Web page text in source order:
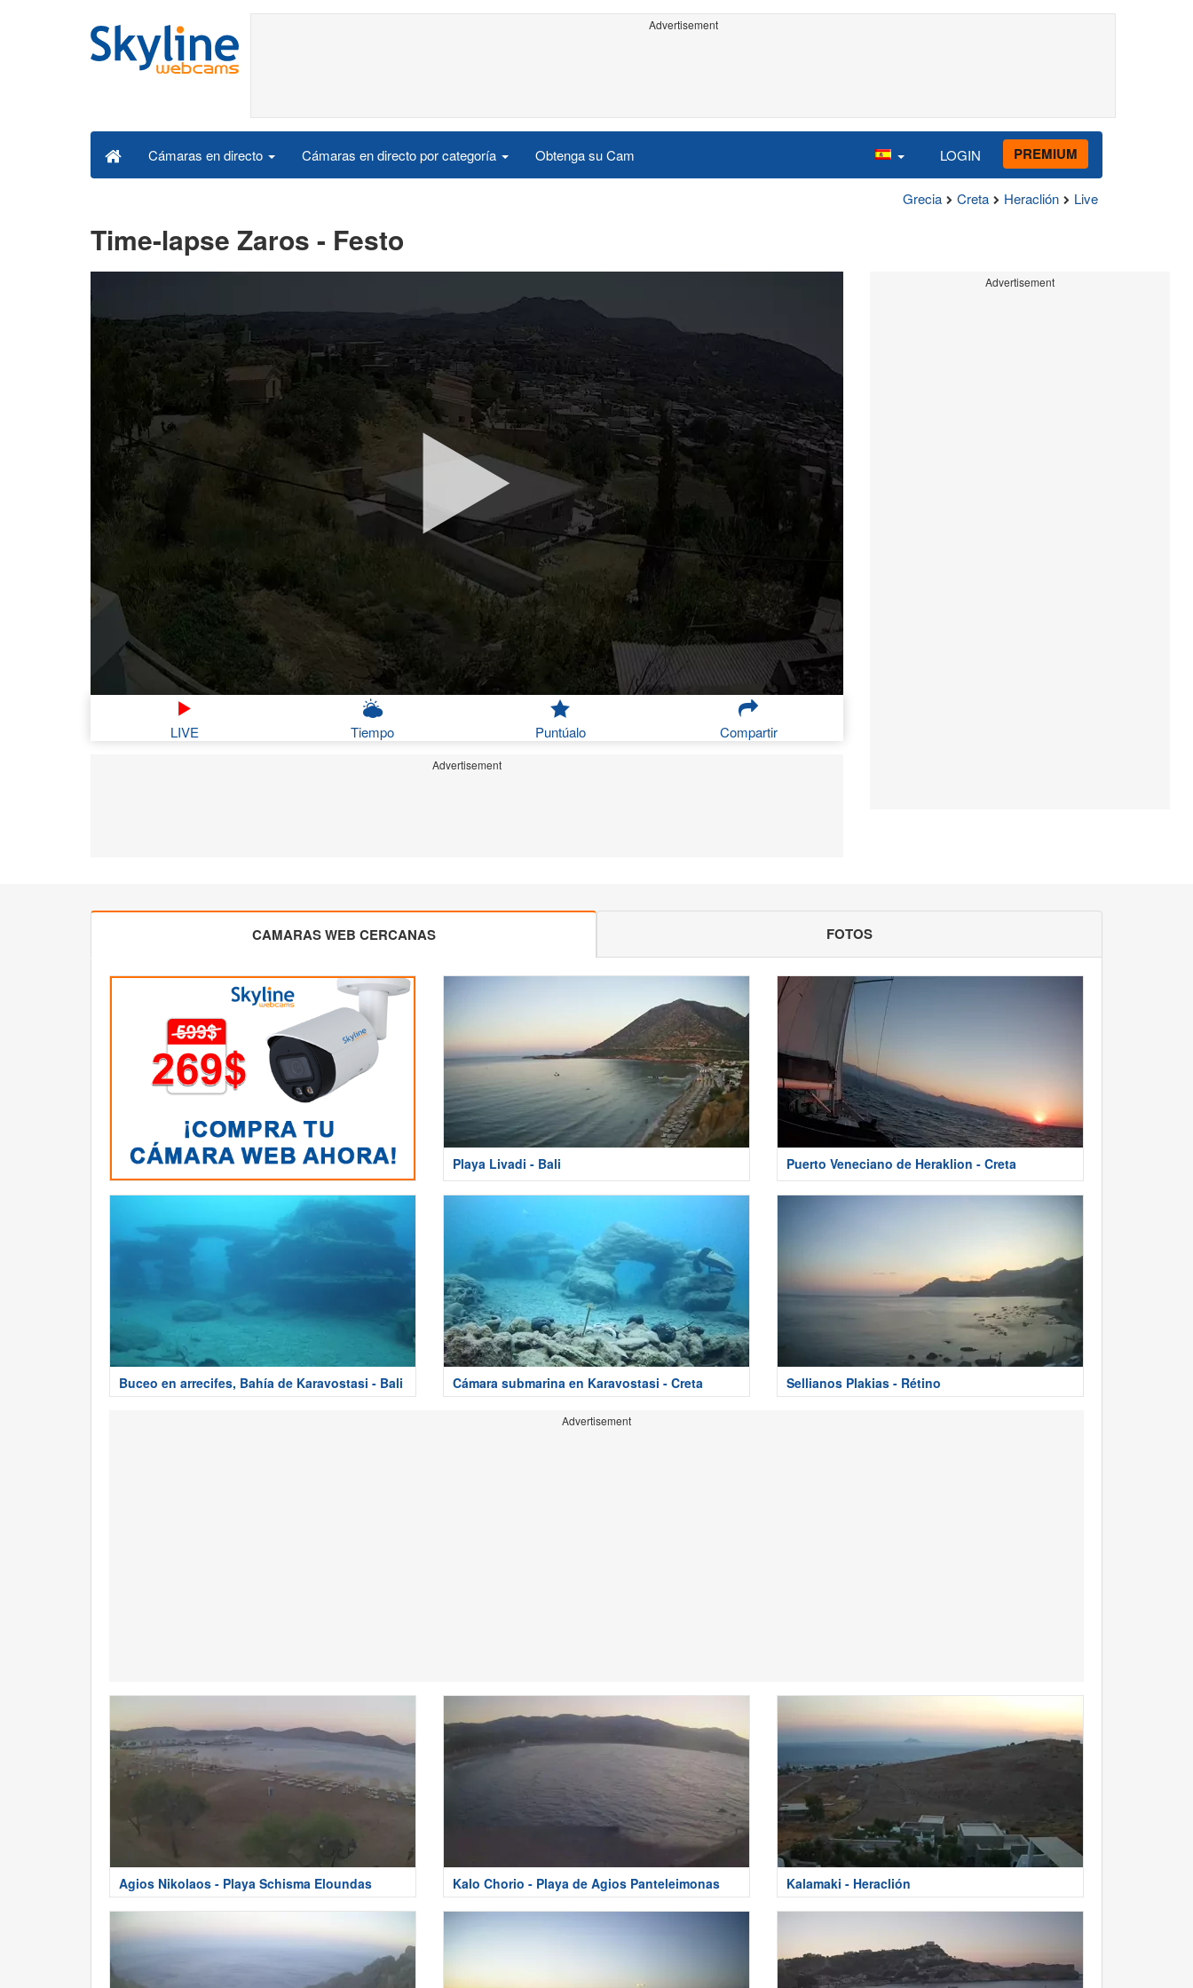
Advertisement
Cámaras en directo Cámaras en directo por categoría Obtenga su Cam LOGIN PREMIUM
Grecia Creta Heraclión Live
Time-lapse Zaros - Festo
LIVE Tiempo Puntúalo Compartir
Advertisement
Advertisement
CAMARAS WEB CERCANAS FOTOS
Playa Livadi - Bali Puerto Veneciano de Heraklion - Creta
Buceo en arrecifes, Bahía de Karavostasi - Bali Cámara submarina en Karavostasi - Creta Sellianos Plakias - Rétino
Advertisement
Agios Nikolaos - Playa Schisma Eloundas Kalo Chorio - Playa de Agios Panteleimonas Kalamaki - Heraclión